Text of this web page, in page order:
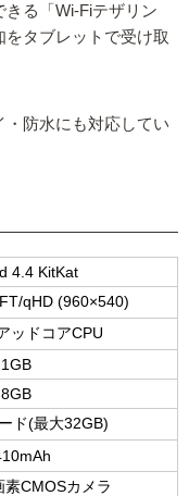
る「Wi-Fiテザリン
タブレットで受け取
・防水にも対応してい
4.4 KitKat
qHD (960×540)
ッドコアCPU
1GB
8GB
ド(最大32GB)
CMOSカメラ